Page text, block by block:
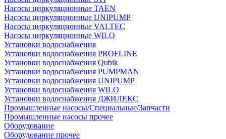
Насосы циркуляционные TAEN
Насосы циркуляционные UNIPUMP
Насосы циркуляционные VALTEC
Насосы циркуляционные WILO
Установки водоснабжения
Установки водоснабжения PROFLINE
Установки водоснабжения Qubik
Установки водоснабжения PUMPMAN
Установки водоснабжения UNIPUMP
Установки водоснабжения WILO
Установки водоснабжения ДЖИЛЕКС
Промышленные насосы/Специальные/Запчасти
Промышленные насосы прочее
Оборудование
Оборудование прочее